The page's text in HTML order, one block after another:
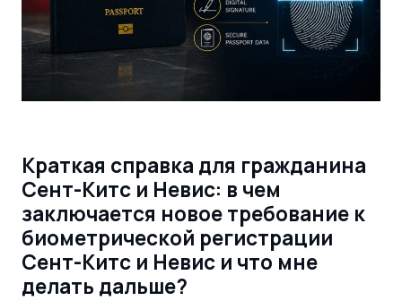
Краткая справка для гражданина
Сент-Китс и Невис: в чем
заключается новое требование к
биометрической регистрации
Сент-Китс и Невис и что мне
делать дальше?